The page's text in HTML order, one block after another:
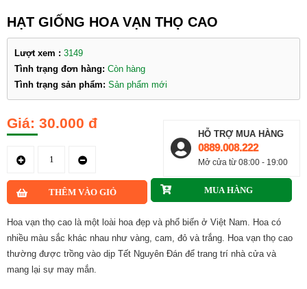
HẠT GIỐNG HOA VẠN THỌ CAO
Lượt xem : 3149
Tình trạng đơn hàng: Còn hàng
Tình trạng sản phẩm: Sản phẩm mới
30.000 đ
HỖ TRỢ MUA HÀNG
0889.008.222
Mở cửa từ 08:00 - 19:00
Hoa vạn thọ cao là một loài hoa đẹp và phổ biến ở Việt Nam. Hoa có
nhiều màu sắc khác nhau như vàng, cam, đỏ và trắng. Hoa vạn thọ cao
thường được trồng vào dịp Tết Nguyên Đán để trang trí nhà cửa và
mang lại sự may mắn.